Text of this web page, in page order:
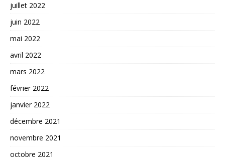
juillet 2022
juin 2022
mai 2022
avril 2022
mars 2022
février 2022
janvier 2022
décembre 2021
novembre 2021
octobre 2021